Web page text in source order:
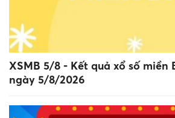
XSMB 5/8 - Kết quả xổ số miền
ngày 5/8/2026